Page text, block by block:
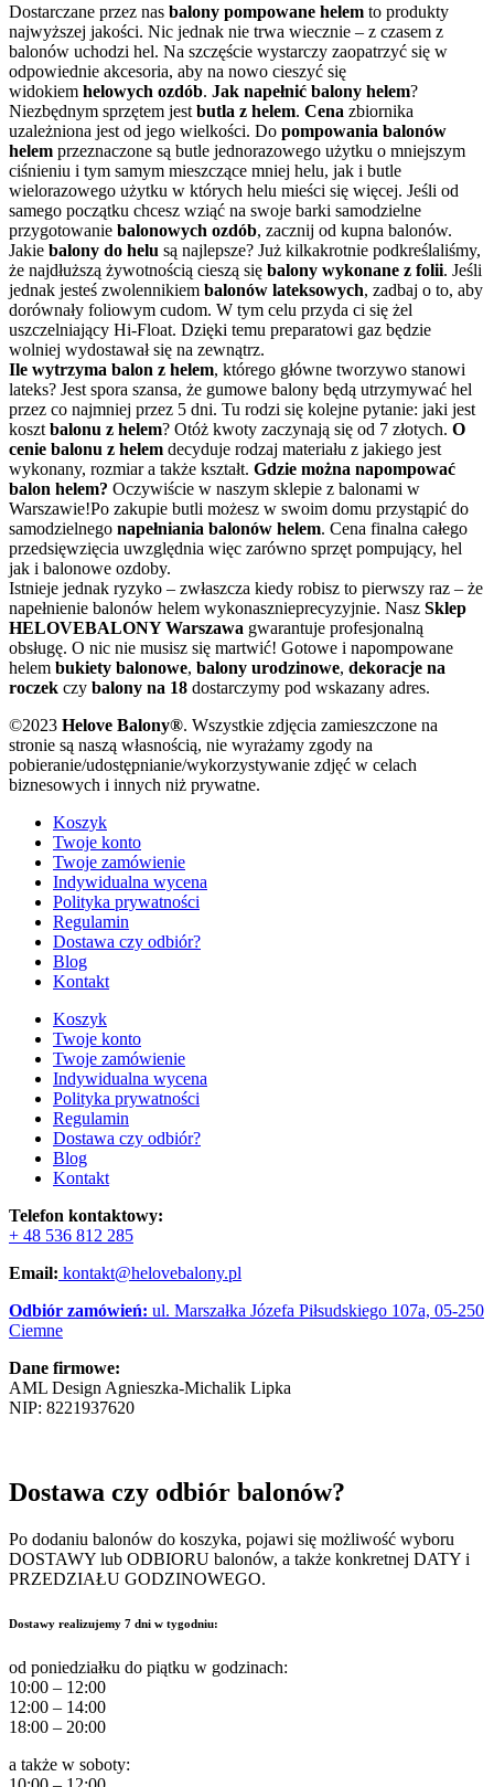
Dostarczane przez nas balony pompowane helem to produkty
najwyższej jakości. Nic jednak nie trwa wiecznie – z czasem z
balonów uchodzi hel. Na szczęście wystarczy zaopatrzyć się w
odpowiednie akcesoria, aby na nowo cieszyć się
widokiem helowych ozdób. Jak napełnić balony helem?
Niezbędnym sprzętem jest butla z helem. Cena zbiornika
uzależniona jest od jego wielkości. Do pompowania balonów
helem przeznaczone są butle jednorazowego użytku o mniejszym
ciśnieniu i tym samym mieszczące mniej helu, jak i butle
wielorazowego użytku w których helu mieści się więcej. Jeśli od
samego początku chcesz wziąć na swoje barki samodzielne
przygotowanie balonowych ozdób, zacznij od kupna balonów.
Jakie balony do helu są najlepsze? Już kilkakrotnie podkreślaliśmy,
że najdłuższą żywotnością cieszą się balony wykonane z folii. Jeśli
jednak jesteś zwolennikiem balonów lateksowych, zadbaj o to, aby
dorównały foliowym cudom. W tym celu przyda ci się żel
uszczelniający Hi-Float. Dzięki temu preparatowi gaz będzie
wolniej wydostawał się na zewnątrz.
Ile wytrzyma balon z helem, którego główne tworzywo stanowi
lateks? Jest spora szansa, że gumowe balony będą utrzymywać hel
przez co najmniej przez 5 dni. Tu rodzi się kolejne pytanie: jaki jest
koszt balonu z helem? Otóż kwoty zaczynają się od 7 złotych. O
cenie balonu z helem decyduje rodzaj materiału z jakiego jest
wykonany, rozmiar a także kształt. Gdzie można napompować
balon helem? Oczywiście w naszym sklepie z balonami w
Warszawie!Po zakupie butli możesz w swoim domu przystąpić do
samodzielnego napełniania balonów helem. Cena finalna całego
przedsięwzięcia uwzględnia więc zarówno sprzęt pompujący, hel
jak i balonowe ozdoby.
Istnieje jednak ryzyko – zwłaszcza kiedy robisz to pierwszy raz – że
napełnienie balonów helem wykonasznieprecyzyjnie. Nasz Sklep
HELOVEBALONY Warszawa gwarantuje profesjonalną
obsługę. O nic nie musisz się martwić! Gotowe i napompowane
helem bukiety balonowe, balony urodzinowe, dekoracje na
roczek czy balony na 18 dostarczymy pod wskazany adres.
©2023 Helove Balony®. Wszystkie zdjęcia zamieszczone na
stronie są naszą własnością, nie wyrażamy zgody na
pobieranie/udostępnianie/wykorzystywanie zdjęć w celach
biznesowych i innych niż prywatne.
Koszyk
Twoje konto
Twoje zamówienie
Indywidualna wycena
Polityka prywatności
Regulamin
Dostawa czy odbiór?
Blog
Kontakt
Koszyk
Twoje konto
Twoje zamówienie
Indywidualna wycena
Polityka prywatności
Regulamin
Dostawa czy odbiór?
Blog
Kontakt
Telefon kontaktowy:
+ 48 536 812 285
Email: kontakt@helovebalony.pl
Odbiór zamówień: ul. Marszałka Józefa Piłsudskiego 107a, 05-250
Ciemne
Dane firmowe:
AML Design Agnieszka-Michalik Lipka
NIP: 8221937620
Dostawa czy odbiór balonów?
Po dodaniu balonów do koszyka, pojawi się możliwość wyboru
DOSTAWY lub ODBIORU balonów, a także konkretnej DATY i
PRZEDZIAŁU GODZINOWEGO.
Dostawy realizujemy 7 dni w tygodniu:
od poniedziałku do piątku w godzinach:
10:00 – 12:00
12:00 – 14:00
18:00 – 20:00
a także w soboty: